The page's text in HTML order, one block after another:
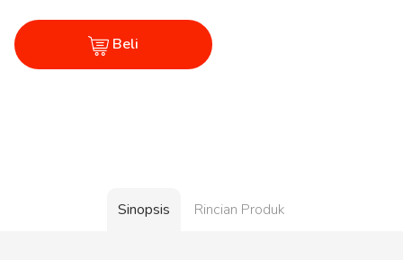
Beli
Sinopsis Rincian Produk